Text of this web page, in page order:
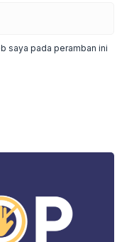
saya pada peramban ini